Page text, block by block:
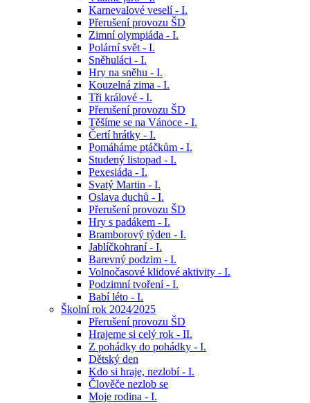
Karnevalové veselí - I.
Přerušení provozu ŠD
Zimní olympiáda - I.
Polární svět - I.
Sněhuláci - I.
Hry na sněhu - I.
Kouzelná zima - I.
Tři králové - I.
Přerušení provozu ŠD
Těšíme se na Vánoce - I.
Čertí hrátky - I.
Pomáháme ptáčkům - I.
Studený listopad - I.
Pexesiáda - I.
Svatý Martin - I.
Oslava duchů - I.
Přerušení provozu ŠD
Hry s padákem - I.
Bramborový týden - I.
Jablíčkohraní - I.
Barevný podzim - I.
Volnočasové klidové aktivity - I.
Podzimní tvoření - I.
Babí léto - I.
Školní rok 2024⁄2025
Přerušení provozu ŠD
Hrajeme si celý rok - II.
Z pohádky do pohádky - I.
Dětský den
Kdo si hraje, nezlobí - I.
Člověče nezlob se
Moje rodina - I.